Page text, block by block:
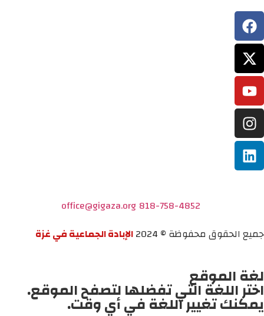
818-758-4852
office@gigaza.org
جميع الحقوق محفوظة © 2024
الإبادة الجماعية في غزة
لغة الموقع
اختر اللغة التي تفضلها لتصفح الموقع.
يمكنك تغيير اللغة في أي وقت.